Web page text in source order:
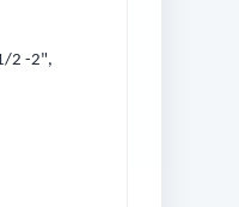
2 -2",